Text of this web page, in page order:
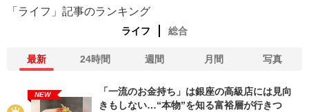
「ライフ」記事のランキング
ライフ 総合
最新 24時間 週間 月間 写真
NEW
「一流のお金持ち」は銀座の高級店には見向
きもしない…“本物”を知る富裕層が行きつ